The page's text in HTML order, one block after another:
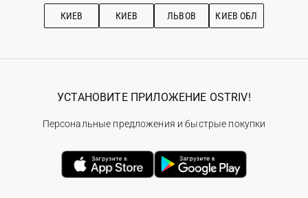
КИЕВ КИЕВ ЛЬВОВ КИЕВ ОБЛ
УСТАНОВИТЕ ПРИЛОЖЕНИЕ OSTRIV!
Персональные предложения и быстрые покупки